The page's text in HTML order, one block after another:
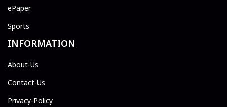
ePaper
Sports
INFORMATION
About-Us
Contact-Us
Privacy-Policy